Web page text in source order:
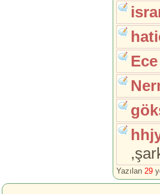
Yazılan 29